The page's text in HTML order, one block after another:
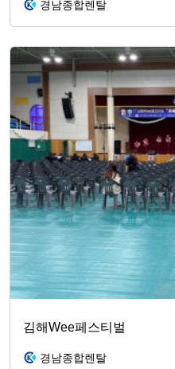
경남종합렌탈
김해Wee페스티벌
경남종합렌탈